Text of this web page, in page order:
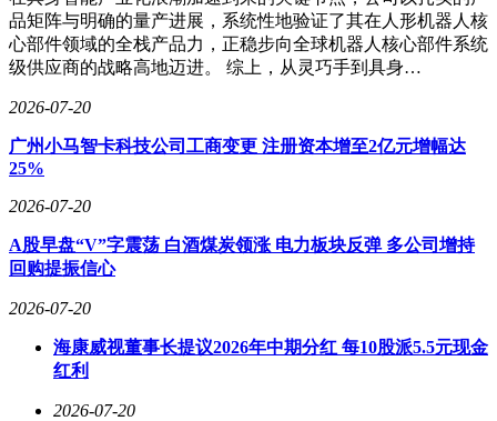
品矩阵与明确的量产进展，系统性地验证了其在人形机器人核
心部件领域的全栈产品力，正稳步向全球机器人核心部件系统
级供应商的战略高地迈进。 综上，从灵巧手到具身…
2026-07-20
广州小马智卡科技公司工商变更 注册资本增至2亿元增幅达
25%
2026-07-20
A股早盘“V”字震荡 白酒煤炭领涨 电力板块反弹 多公司增持
回购提振信心
2026-07-20
海康威视董事长提议2026年中期分红 每10股派5.5元现金
红利
2026-07-20